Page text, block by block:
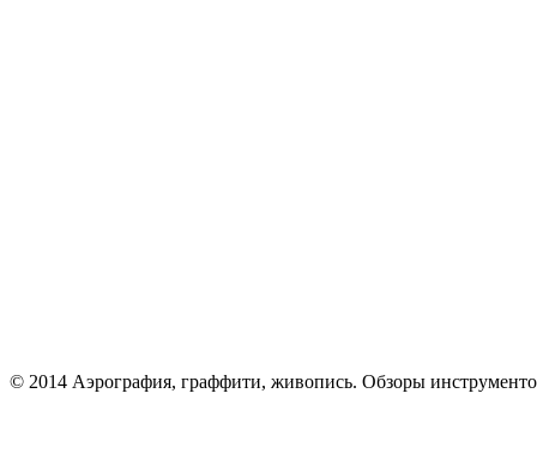
© 2014 Аэрография, граффити, живопись. Обзоры